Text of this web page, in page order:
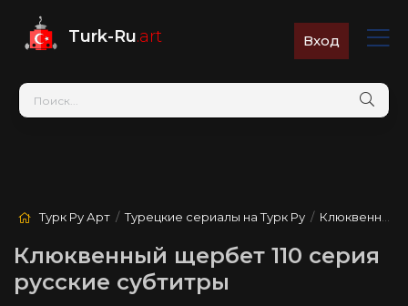
Turk-Ru.art Вход
Турк Ру Арт /Турецкие сериалы на Турк Ру / Клюквенный щербет
Клюквенный щербет 110 серия
русские субтитры